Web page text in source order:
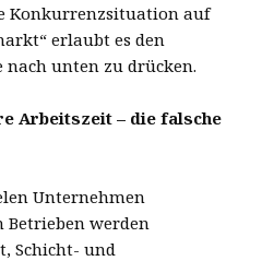
Konkurrenzsituation auf
erlaubt es den
nach unten zu drücken.
Arbeitszeit – die falsche
Unternehmen
werden
Schicht- und